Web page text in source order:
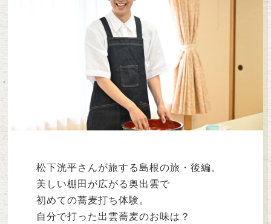
松下洸平さんが旅する島根の旅・後編。
美しい棚田が広がる奥出雲で
初めての蕎麦打ち体験。
自分で打った出雲蕎麦のお味は？